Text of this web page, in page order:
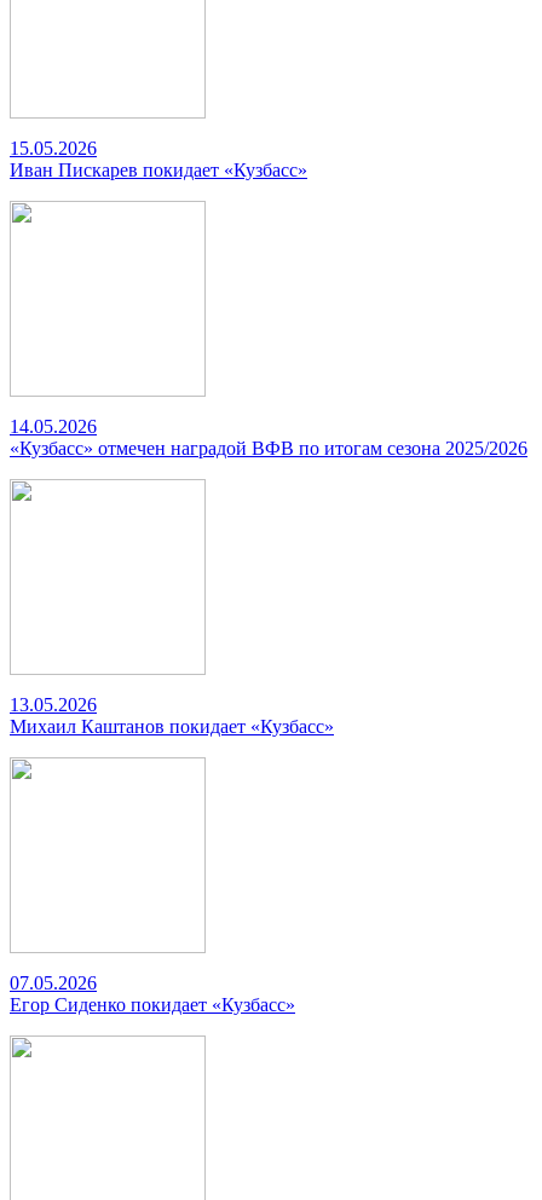
15.05.2026
Иван Пискарев покидает «Кузбасс»
14.05.2026
«Кузбасс» отмечен наградой ВФВ по итогам сезона 2025/2026
13.05.2026
Михаил Каштанов покидает «Кузбасс»
07.05.2026
Егор Сиденко покидает «Кузбасс»